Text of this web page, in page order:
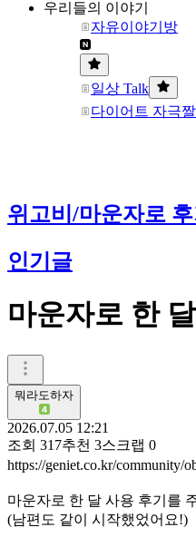
우리들의 이야기
자유이야기방
일상 Talk
다이어트 자극짤
위고비/마운자로
인기글
마운자로 한
뭐라도하자
2026.07.05 12:21
조회 317추천 3스크랩 0
https://geniet.co.kr/community/
마운자로 한 달 사용 후기를
(남편도 같이 시작했었어요!)